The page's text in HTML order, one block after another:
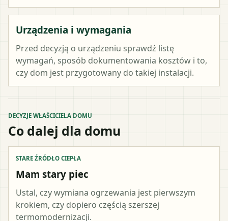
Urządzenia i wymagania
Przed decyzją o urządzeniu sprawdź listę
wymagań, sposób dokumentowania kosztów i to,
czy dom jest przygotowany do takiej instalacji.
DECYZJE WŁAŚCICIELA DOMU
Co dalej dla domu
STARE ŹRÓDŁO CIEPŁA
Mam stary piec
Ustal, czy wymiana ogrzewania jest pierwszym
krokiem, czy dopiero częścią szerszej
termomodernizacji.